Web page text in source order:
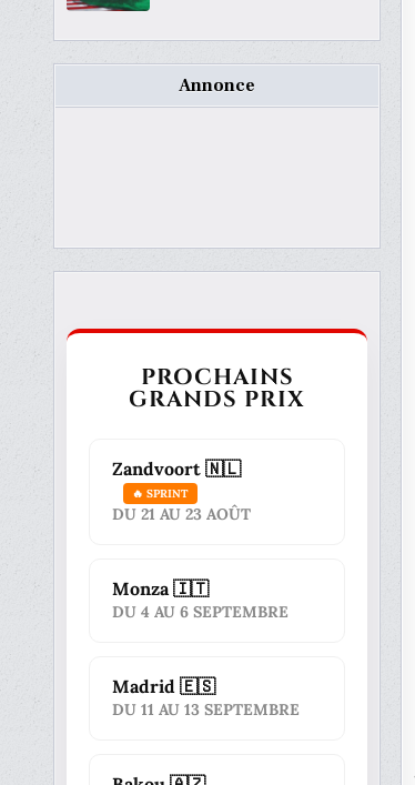
Annonce
PROCHAINS
GRANDS PRIX
Zandvoort 🇳🇱
🔥 SPRINT
DU 21 AU 23 AOÛT
Monza 🇮🇹
DU 4 AU 6 SEPTEMBRE
Madrid 🇪🇸
DU 11 AU 13 SEPTEMBRE